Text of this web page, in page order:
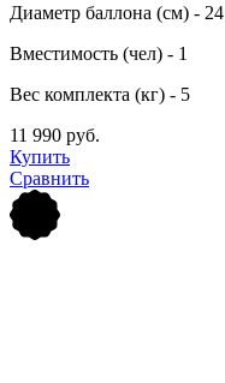
Диаметр баллона (см) - 24
Вместимость (чел) - 1
Вес комплекта (кг) - 5
11 990 руб.
Купить
Сравнить